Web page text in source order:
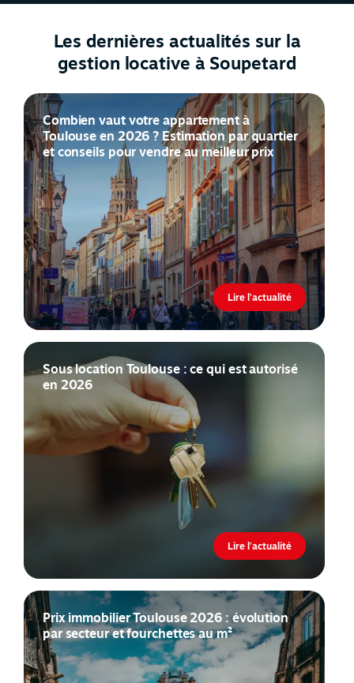
Les dernières actualités sur la
gestion locative à Soupetard
Combien vaut votre appartement à
Toulouse en 2026 ? Estimation par quartier
et conseils pour vendre au meilleur prix
Lire l'actualité
Sous location Toulouse : ce qui est autorisé
en 2026
Lire l'actualité
Prix immobilier Toulouse 2026 : évolution
par secteur et fourchettes au m²